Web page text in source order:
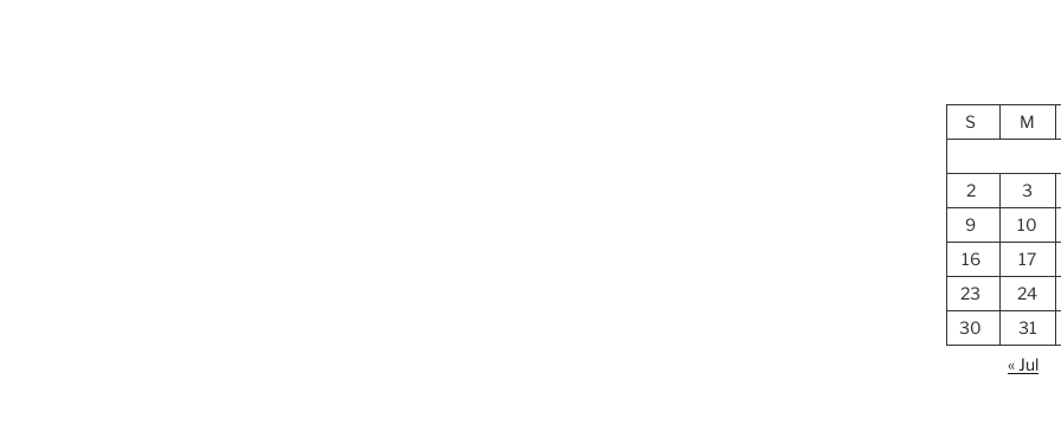
S M
2
3
9
10
16
17
23
24
30
31
« Jul